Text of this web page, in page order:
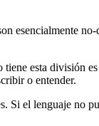
esencialmente
esta división
o entender.
Si el lenguaje no